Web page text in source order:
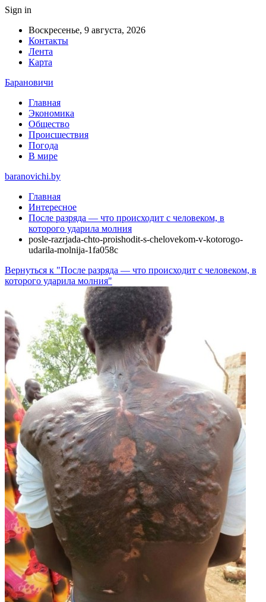
Sign in
Воскресенье, 9 августа, 2026
Контакты
Лента
Карта
Барановичи
Главная
Экономика
Общество
Происшествия
Погода
В мире
baranovichi.by
Главная
Интересное
После разряда — что происходит с человеком, в
которого ударила молния
posle-razrjada-chto-proishodit-s-chelovekom-v-kotorogo-
udarila-molnija-1fa058c
Вернуться к "После разряда — что происходит с человеком, в
которого ударила молния"